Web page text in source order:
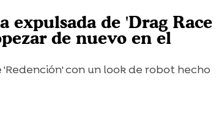
expulsada de 'Drag Race
de nuevo en el
con un look de robot hecho